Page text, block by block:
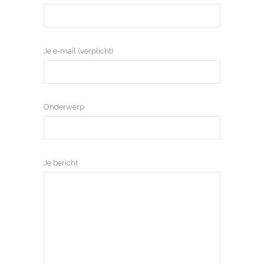
Je e-mail (verplicht)
Onderwerp
Je bericht